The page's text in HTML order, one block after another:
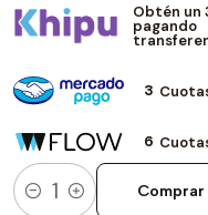
Obtén un
pagando
3
6
Cantidad
Comprar